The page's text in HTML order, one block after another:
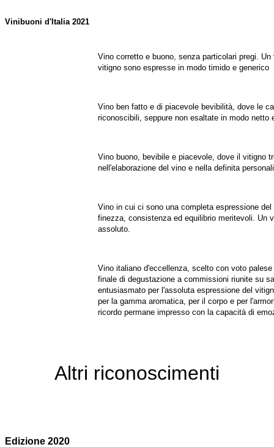
Vinibuoni d'Italia 2021
Vino corretto e buono, senza particolari pregi.
vitigno sono espresse in modo timido e generico
Vino ben fatto e di piacevole bevibilità, dove le
riconoscibili, seppure non esaltate in modo netto
Vino buono, bevibile e piacevole, dove il vitigno
nell'elaborazione del vino e nella definita
Vino in cui ci sono una completa espressione
finezza, consistenza ed equilibrio meritevoli. Un
assoluto.
Vino italiano d'eccellenza, scelto con voto
finale di degustazione a commissioni riunite su
entusiasmato per l'assoluta espressione del
per la gamma aromatica, per il corpo e per
ricordo permane impresso con la capacità di
Altri riconoscimenti
Edizione 2020